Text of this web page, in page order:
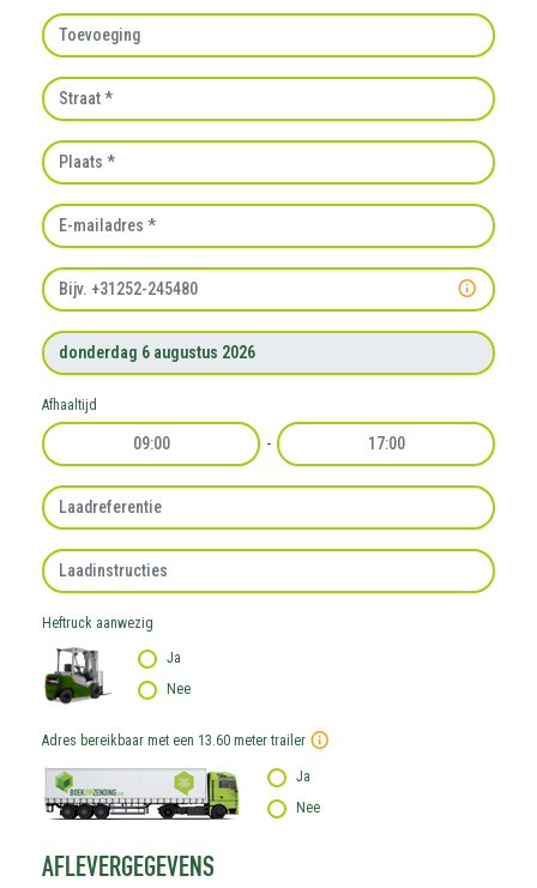
Toevoeging
Straat
Plaats
E-mailadres
Telefoonnummer
Afhaaldatum
Afhaaltijd
-
Laadreferentie
Laadinstructies
Heftruck aanwezig
Ja
Nee
Adres bereikbaar met een 13.60 meter trailer
Ja
Nee
AFLEVERGEGEVENS